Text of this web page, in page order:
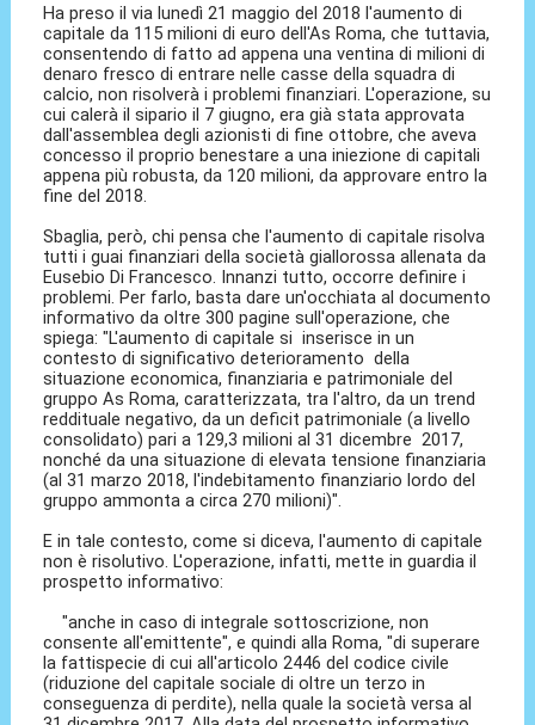
Ha preso il via lunedì 21 maggio del 2018 l'aumento di
capitale da 115 milioni di euro dell'As Roma, che tuttavia,
consentendo di fatto ad appena una ventina di milioni di
denaro fresco di entrare nelle casse della squadra di
calcio, non risolverà i problemi finanziari. L'operazione, su
cui calerà il sipario il 7 giugno, era già stata approvata
dall'assemblea degli azionisti di fine ottobre, che aveva
concesso il proprio benestare a una iniezione di capitali
appena più robusta, da 120 milioni, da approvare entro la
fine del 2018.
Sbaglia, però, chi pensa che l'aumento di capitale risolva
tutti i guai finanziari della società giallorossa allenata da
Eusebio Di Francesco. Innanzi tutto, occorre definire i
problemi. Per farlo, basta dare un'occhiata al documento
informativo da oltre 300 pagine sull'operazione, che
spiega: "L'aumento di capitale si inserisce in un
contesto di significativo deterioramento della
situazione economica, finanziaria e patrimoniale del
gruppo As Roma, caratterizzata, tra l'altro, da un trend
reddituale negativo, da un deficit patrimoniale (a livello
consolidato) pari a 129,3 milioni al 31 dicembre 2017,
nonché da una situazione di elevata tensione finanziaria
(al 31 marzo 2018, l'indebitamento finanziario lordo del
gruppo ammonta a circa 270 milioni)".
E in tale contesto, come si diceva, l'aumento di capitale
non è risolutivo. L'operazione, infatti, mette in guardia il
prospetto informativo:
"anche in caso di integrale sottoscrizione, non
consente all'emittente", e quindi alla Roma, "di superare
la fattispecie di cui all'articolo 2446 del codice civile
(riduzione del capitale sociale di oltre un terzo in
conseguenza di perdite), nella quale la società versa al